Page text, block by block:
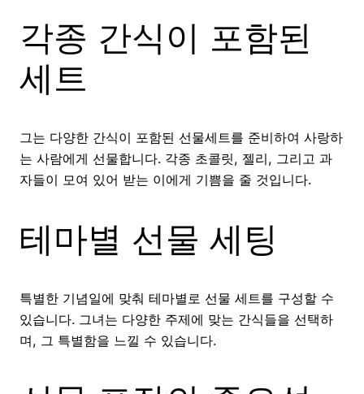
각종 간식이 포함된
세트
그는 다양한 간식이 포함된 선물세트를 준비하여 사랑하
는 사람에게 선물합니다. 각종 초콜릿, 젤리, 그리고 과
자들이 모여 있어 받는 이에게 기쁨을 줄 것입니다.
테마별 선물 세팅
특별한 기념일에 맞춰 테마별로 선물 세트를 구성할 수
있습니다. 그녀는 다양한 주제에 맞는 간식들을 선택하
며, 그 특별함을 느낄 수 있습니다.